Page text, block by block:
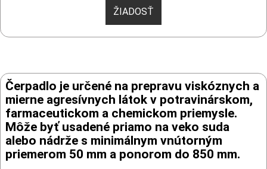
ŽIADOSŤ
Čerpadlo je určené na prepravu viskóznych a
mierne agresívnych látok v potravinárskom,
farmaceutickom a chemickom priemysle.
Môže byť usadené priamo na veko suda
alebo nádrže s minimálnym vnútorným
priemerom 50 mm a ponorom do 850 mm.